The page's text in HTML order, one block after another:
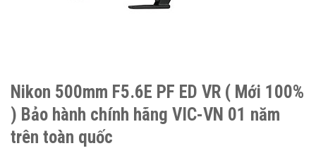
Nikon 500mm F5.6E PF ED VR ( Mới 100%
) Bảo hành chính hãng VIC-VN 01 năm
trên toàn quốc